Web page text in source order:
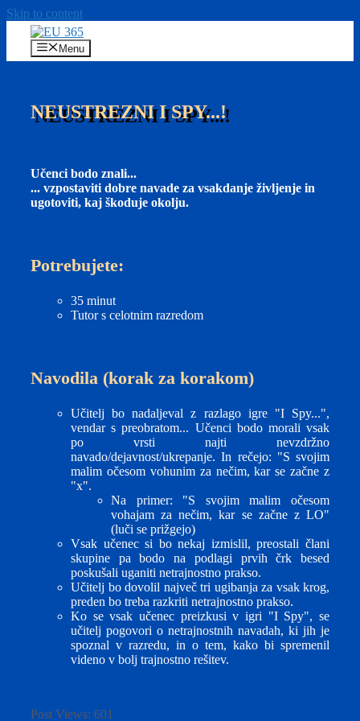
Skip to content
Menu
NEUSTREZNI I SPY...!
Učenci bodo znali...
... vzpostaviti dobre navade za vsakdanje življenje in
ugotoviti, kaj škoduje okolju.
Potrebujete:
35 minut
Tutor s celotnim razredom
Navodila (korak za korakom)
Učitelj bo nadaljeval z razlago igre "I Spy...",
vendar s preobratom... Učenci bodo morali vsak
po vrsti najti nevzdržno
navado/dejavnost/ukrepanje. In rečejo: "S svojim
malim očesom vohunim za nečim, kar se začne z
"x".
Na primer: "S svojim malim očesom
vohajam za nečim, kar se začne z LO"
(luči se prižgejo)
Vsak učenec si bo nekaj izmislil, preostali člani
skupine pa bodo na podlagi prvih črk besed
poskušali uganiti netrajnostno prakso.
Učitelj bo dovolil največ tri ugibanja za vsak krog,
preden bo treba razkriti netrajnostno prakso.
Ko se vsak učenec preizkusi v igri "I Spy", se
učitelj pogovori o netrajnostnih navadah, ki jih je
spoznal v razredu, in o tem, kako bi spremenil
videno v bolj trajnostno rešitev.
Post Views: 601